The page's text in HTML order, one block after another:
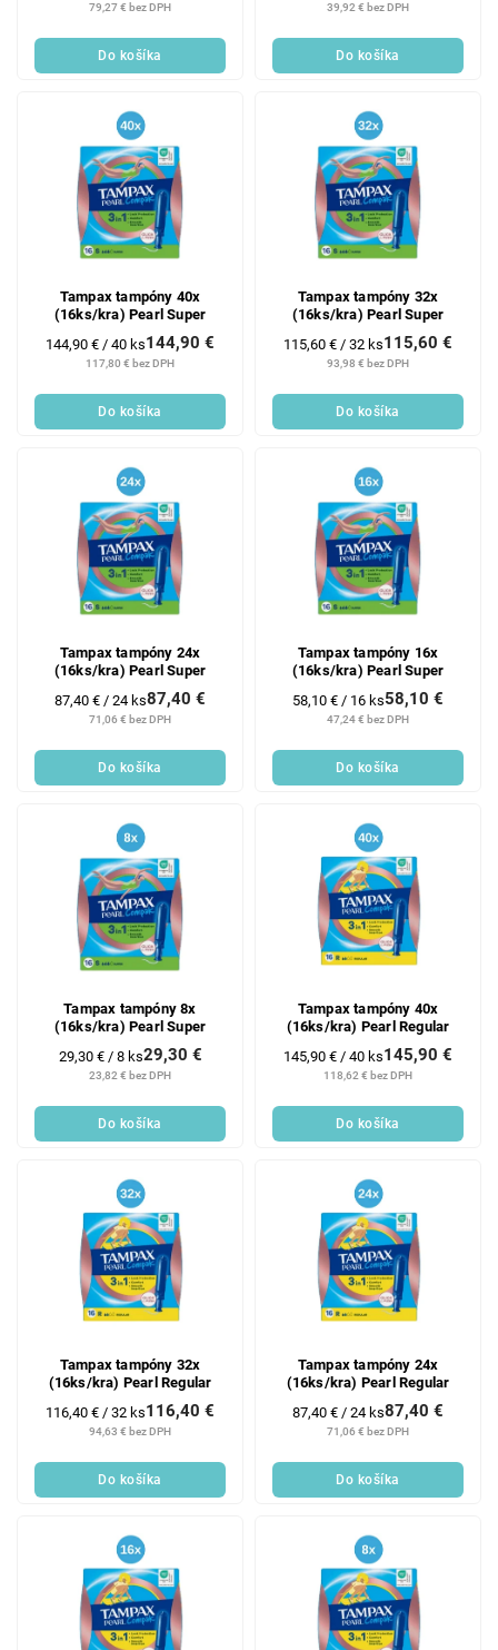
79,27 € bez DPH
Do košíka
39,92 € bez DPH
Do košíka
Tampax tampóny 40x
(16ks/kra) Pearl Super
117,80 € bez DPH
144,90 €
Jednotková
144,90 € / 40 ks
Do košíka
Tampax tampóny 32x
(16ks/kra) Pearl Super
93,98 € bez DPH
115,60 €
Jednotková
115,60 € / 32 ks
Do košíka
Tampax tampóny 24x
(16ks/kra) Pearl Super
71,06 € bez DPH
87,40 €
Jednotková
87,40 € / 24 ks
Do košíka
Tampax tampóny 16x
(16ks/kra) Pearl Super
47,24 € bez DPH
58,10 €
Jednotková
58,10 € / 16 ks
Do košíka
Tampax tampóny 8x
(16ks/kra) Pearl Super
23,82 € bez DPH
29,30 €
Jednotková
cena:
29,30 € / 8 ks
Do košíka
Tampax tampóny 40x
(16ks/kra) Pearl Regular
118,62 € bez DPH
145,90 €
Jednotková
145,90 € / 40 ks
Do košíka
Tampax tampóny 32x
(16ks/kra) Pearl Regular
94,63 € bez DPH
116,40 €
Jednotková
116,40 € / 32 ks
Do košíka
Tampax tampóny 24x
(16ks/kra) Pearl Regular
71,06 € bez DPH
87,40 €
Jednotková
87,40 € / 24 ks
Do košíka